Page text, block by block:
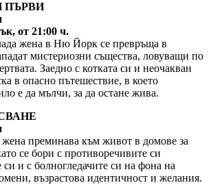
ПЪРВИ
от 21:00 ч.
жена в Ню Йорк се превръща в
мистериозни същества, ловуващи по
Заедно с котката си и неочакван
в опасно пътешествие, в което
е да мълчи, за да остане жива.
преминава към живот в домове за
се бори с противоречивите си
и с болногледачите си на фона на
възрастова идентичност и желания.